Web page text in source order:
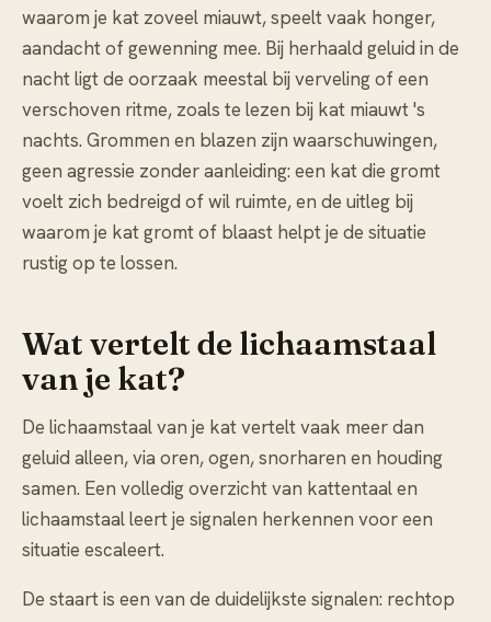
waarom je kat zoveel miauwt, speelt vaak honger,
aandacht of gewenning mee. Bij herhaald geluid in de
nacht ligt de oorzaak meestal bij verveling of een
verschoven ritme, zoals te lezen bij kat miauwt 's
nachts. Grommen en blazen zijn waarschuwingen,
geen agressie zonder aanleiding: een kat die gromt
voelt zich bedreigd of wil ruimte, en de uitleg bij
waarom je kat gromt of blaast helpt je de situatie
rustig op te lossen.
Wat vertelt de lichaamstaal
van je kat?
De lichaamstaal van je kat vertelt vaak meer dan
geluid alleen, via oren, ogen, snorharen en houding
samen. Een volledig overzicht van kattentaal en
lichaamstaalleert je signalen herkennen voor een
situatie escaleert.
De staart is een van de duidelijkste signalen: rechtop